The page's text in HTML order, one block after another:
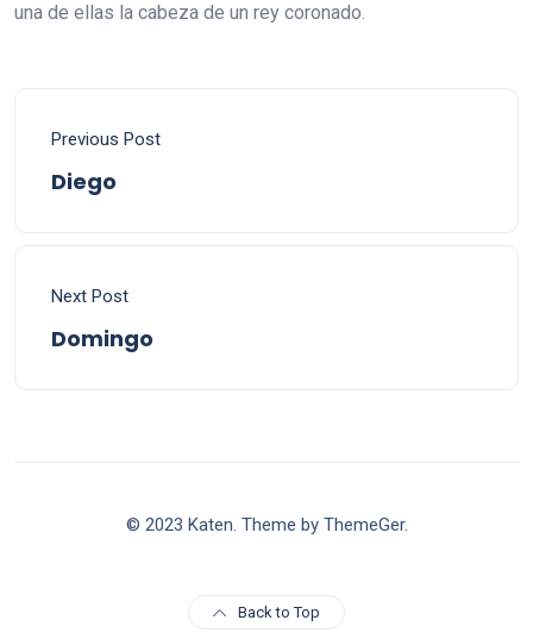
una de ellas la cabeza de un rey coronado.
Previous Post
Diego
Next Post
Domingo
© 2023 Katen. Theme by ThemeGer.
Back to Top